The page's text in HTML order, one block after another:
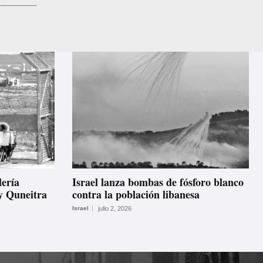
Quneitra
Israel lanza bombas de fósforo blanco
contra la población libanesa
Israel julio 2, 2026